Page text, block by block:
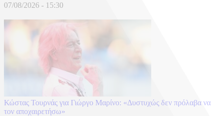
07/08/2026 - 15:30
Κώστας Τουρνάς για Γιώργο Μαρίνο: «Δυστυχώς δεν πρόλαβα να
τον αποχαιρετήσω»